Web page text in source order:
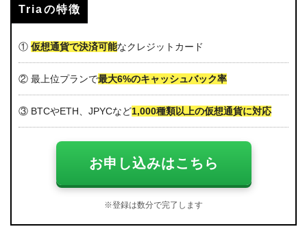
Triaの特徴
① 仮想通貨で決済可能なクレジットカード
② 最上位プランで最大6%のキャッシュバック率
③ BTCやETH、JPYCなど1,000種類以上の仮想通貨に対応
お申し込みはこちら
※登録は数分で完了します